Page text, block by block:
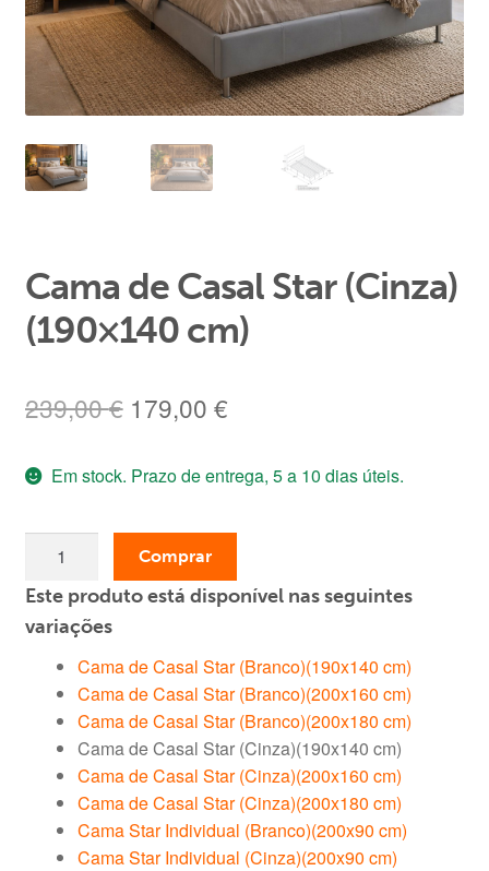
Área de Cliente
Cama de Casal Star (Cinza)
(190×140 cm)
239,00€ O
original
era:
239,00 €.
179,00 €O
atual
é:
Em stock. Prazo de entrega, 5 a 10 dias úteis.
Cama
de
(190x140
Comprar
Este produto está disponível nas seguintes
variações
Cama de Casal Star (Branco)(190x140 cm)
Cama de Casal Star (Branco)(200x160 cm)
Cama de Casal Star (Branco)(200x180 cm)
Cama de Casal Star (Cinza)(190x140 cm)
Cama de Casal Star (Cinza)(200x160 cm)
Cama de Casal Star (Cinza)(200x180 cm)
Cama Star Individual (Branco)(200x90 cm)
Cama Star Individual (Cinza)(200x90 cm)